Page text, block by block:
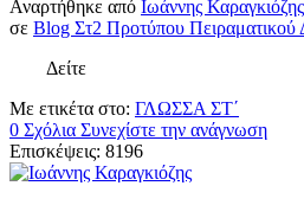
Αναρτήθηκε από Ιωάννης Καραγκιόζης
σε Blog Στ2 Προτύπου Πειραματικού
Δείτε
Με ετικέτα στο: ΓΛΩΣΣΑ ΣΤ΄
0 Σχόλια Συνεχίστε την ανάγνωση
Επισκέψεις: 8196